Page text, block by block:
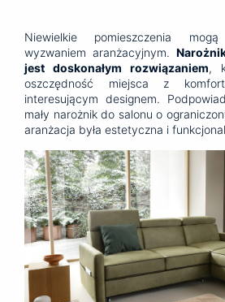
Niewielkie pomieszczenia
wyzwaniem aranżacyjnym.
jest doskonałym rozwiązaniem,
oszczędność miejsca z
interesującym designem.
mały narożnik do salonu o
aranżacja była estetyczna i